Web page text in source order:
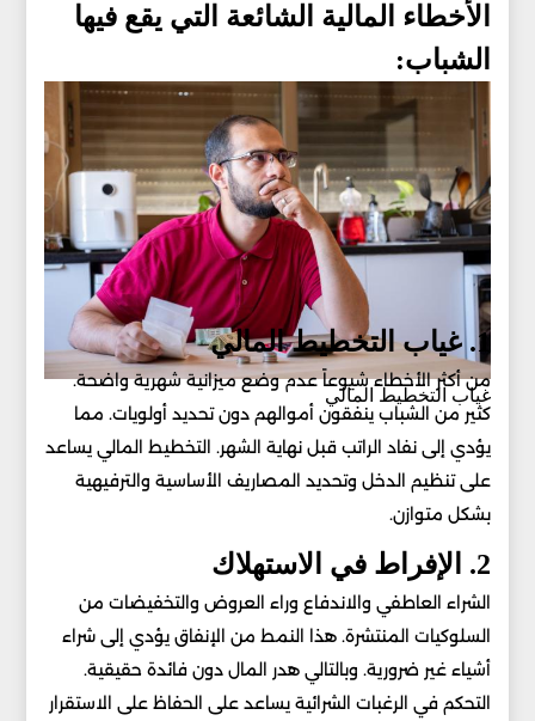
الأخطاء المالية الشائعة التي يقع فيها
الشباب:
غياب التخطيط المالي
1. غياب التخطيط المالي
من أكثر الأخطاء شيوعاً عدم وضع ميزانية شهرية واضحة.
كثير من الشباب ينفقون أموالهم دون تحديد أولويات. مما
يؤدي إلى نفاد الراتب قبل نهاية الشهر. التخطيط المالي يساعد
على تنظيم الدخل وتحديد المصاريف الأساسية والترفيهية
بشكل متوازن.
2. الإفراط في الاستهلاك
الشراء العاطفي والاندفاع وراء العروض والتخفيضات من
السلوكيات المنتشرة. هذا النمط من الإنفاق يؤدي إلى شراء
أشياء غير ضرورية. وبالتالي هدر المال دون فائدة حقيقية.
التحكم في الرغبات الشرائية يساعد على الحفاظ على الاستقرار